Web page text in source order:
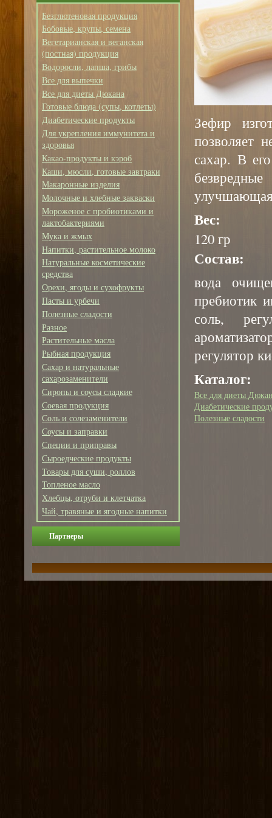
Безглютеновая продукция
Бобовые, крупы, семена
Вегетарианская и веганская
(постная) продукция
Водоросли, лапша, грибы
Все для выпечки
Все для диеты Дюкана
Готовые блюда (супы, котлеты)
Диабетические продукты
Для укрепления иммунитета и
здоровья
Какао-продукты и кэроб
Каши, мюсли, готовые завтраки
Макаронные изделия
Молочные и хлебные закваски
Мороженое с пробиотиками и
лактобактериями
Мука и жмых
Напитки, растительное молоко
Натуральные косметические
средства
Орехи, ягоды и сухофрукты
Пасты и урбечи
Полезные сладости
Разное
Растительные масла
Рыбная продукция
Сахар и натуральные
сахарозаменители
Сиропы и соусы сладкие
Соевая продукция
Соль и солезаменители
Соусы и заправки
Специи и приправы
Сыроедческие продукты
Товары для суши, роллов
Топленое масло
Хлебцы, отруби и клетчатка
Чай, травяные и ягодные напитки
Партнеры
Зефир
позволяет
сахар. В
улучшающая
Вес:
120 гр
Состав:
вода
пребиотик
соль,
регулятор
Каталог:
Все для диеты
Диабетические
Полезные сладости